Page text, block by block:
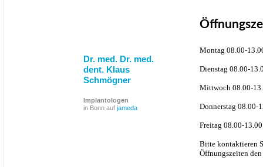
Dr. med. Dr. med.
dent. Klaus
Schmögner
Implantologen
in Bonn auf jameda
Montag 08.00-
Dienstag 08.00-
Mittwoch 08.00-
Donnerstag 08.00-
Freitag 08.00-
Bitte kontaktieren
Öffnungszeiten